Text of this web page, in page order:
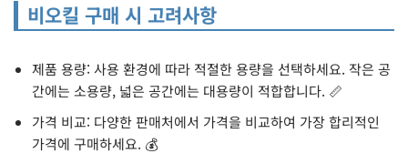
비오킬 구매 시 고려사항
제품 용량: 사용 환경에 따라 적절한 용량을 선택하세요. 작은 공
간에는 소용량, 넓은 공간에는 대용량이 적합합니다. 📏
가격 비교: 다양한 판매처에서 가격을 비교하여 가장 합리적인
가격에 구매하세요. 💰